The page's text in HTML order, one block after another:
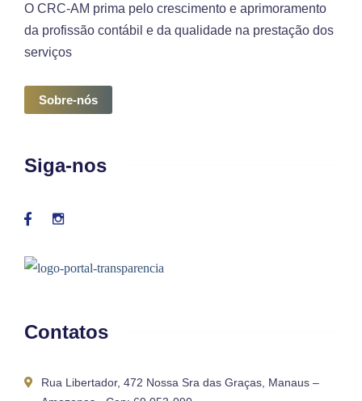
O CRC-AM prima pelo crescimento e aprimoramento
da profissão contábil e da qualidade na prestação dos
serviços
Sobre-nós
Siga-nos
Contatos
Rua Libertador, 472 Nossa Sra das Graças, Manaus –